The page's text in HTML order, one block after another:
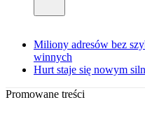
Miliony adresów bez
winnych
Hurt staje się nowym
Promowane treści